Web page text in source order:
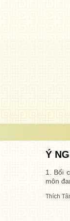
Ý
1. Bối
môn
Thích